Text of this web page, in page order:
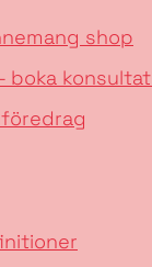
shop
boka